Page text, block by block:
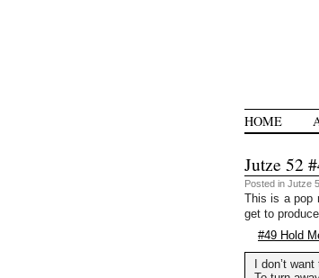
HOME
Jutze 52
Posted in Jutze
This is a pop
get to
#49 Hold
I don’t